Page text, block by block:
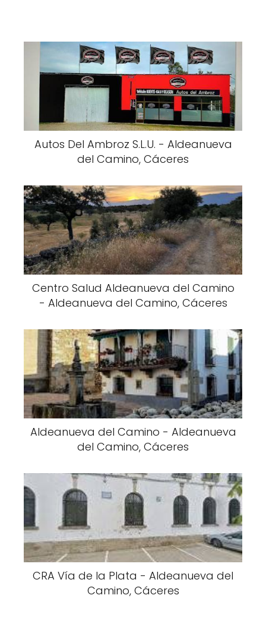
Autos Del Ambroz S.L.U. - Aldeanueva
del Camino, Cáceres
Centro Salud Aldeanueva del Camino
- Aldeanueva del Camino, Cáceres
Aldeanueva del Camino - Aldeanueva
del Camino, Cáceres
CRA Vía de la Plata - Aldeanueva del
Camino, Cáceres